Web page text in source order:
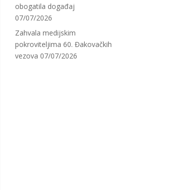
obogatila događaj
07/07/2026
Zahvala medijskim
pokroviteljima 60. Đakovačkih
vezova 07/07/2026